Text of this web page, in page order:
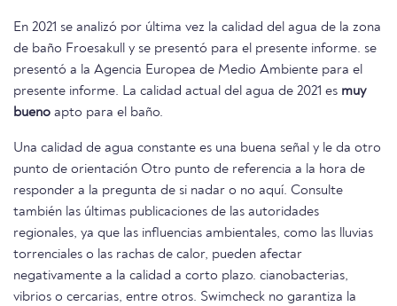
En 2021 se analizó por última vez la calidad del agua de la zona
de baño Froesakull y se presentó para el presente informe. se
presentó a la Agencia Europea de Medio Ambiente para el
presente informe. La calidad actual del agua de 2021 es muy
bueno apto para el baño.
Una calidad de agua constante es una buena señal y le da otro
punto de orientación Otro punto de referencia a la hora de
responder a la pregunta de si nadar o no aquí. Consulte
también las últimas publicaciones de las autoridades
regionales, ya que las influencias ambientales, como las lluvias
torrenciales o las rachas de calor, pueden afectar
negativamente a la calidad a corto plazo. cianobacterias,
vibrios o cercarias, entre otros. Swimcheck no garantiza la